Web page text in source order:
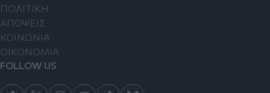
ΠΟΛΙΤΙΚΗ
ΑΠΟΨΕΙΣ
ΚΟΙΝΩΝΙΑ
ΟΙΚΟΝΟΜΙΑ
FOLLOW US